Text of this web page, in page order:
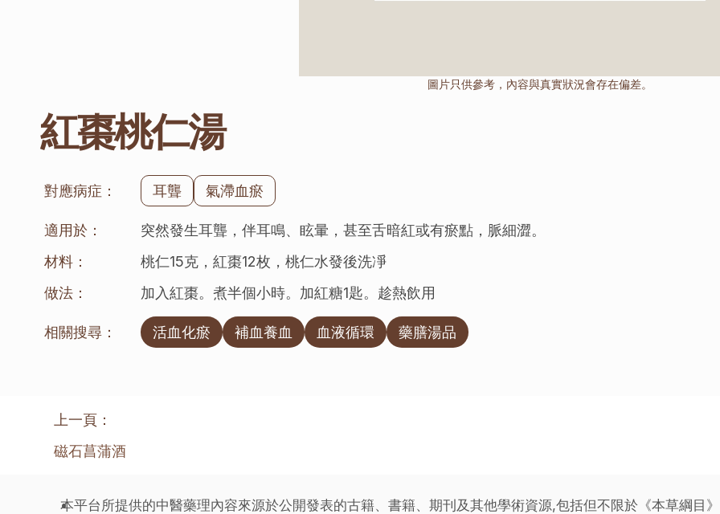
紅棗桃仁湯
對應病症： 耳聾 氣滯血瘀
適用於：
突然發生耳聾，伴耳鳴、眩暈，甚至舌暗紅或有瘀點，脈細澀。
材料：
桃仁15克，紅棗12枚，桃仁水發後洗凈
做法：
加入紅棗。煮半個小時。加紅糖1匙。趁熱飲用
相關搜尋： 活血化瘀 補血養血 血液循環 藥膳湯品
圖片只供參考，內容與真實狀況會存在偏差。
上一頁：
磁石菖蒲酒
本平台所提供的中醫藥理內容來源於公開發表的古籍、書籍、期刊及其他學術資源,包括但不限於《本草綱目